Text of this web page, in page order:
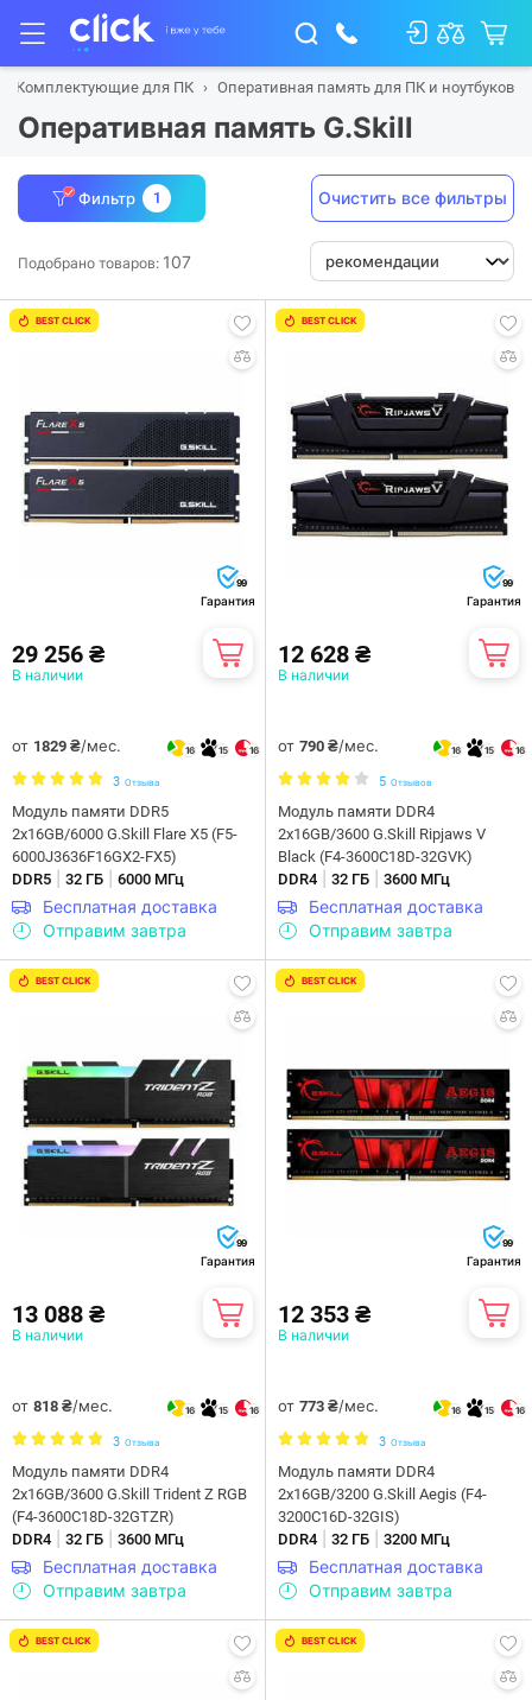
Комплектующие для ПК Оперативная память для ПК и ноутбуков
Оперативная память G.Skill
Фильтр 1 Очистить все фильтры
Подобрано товаров: 107
BEST CLICK
99
Гарантия
29 256 ₴
В наличии
от 1829 ₴/мес. 16 15 16
3 Отзыва
Модуль памяти DDR5
2x16GB/6000 G.Skill Flare X5 (F5-
6000J3636F16GX2-FX5)
DDR5
32 ГБ 6000 МГц
Бесплатная доставка
Отправим завтра
BEST CLICK
99
Гарантия
12 628 ₴
В наличии
от 790 ₴/мес. 16 15 16
5 Отзывов
Модуль памяти DDR4
2x16GB/3600 G.Skill Ripjaws V
Black (F4-3600C18D-32GVK)
DDR4
32 ГБ 3600 МГц
Бесплатная доставка
Отправим завтра
BEST CLICK
99
Гарантия
13 088 ₴
В наличии
от 818 ₴/мес. 16 15 16
3 Отзыва
Модуль памяти DDR4
2x16GB/3600 G.Skill Trident Z RGB
(F4-3600C18D-32GTZR)
DDR4
32 ГБ 3600 МГц
Бесплатная доставка
Отправим завтра
BEST CLICK
99
Гарантия
12 353 ₴
В наличии
от 773 ₴/мес. 16 15 16
3 Отзыва
Модуль памяти DDR4
2x16GB/3200 G.Skill Aegis (F4-
3200C16D-32GIS)
DDR4
32 ГБ 3200 МГц
Бесплатная доставка
Отправим завтра
BEST CLICK BEST CLICK